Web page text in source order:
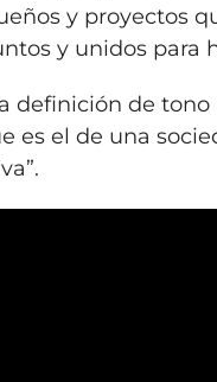
y proyectos
y unidos
definición de
es el de una